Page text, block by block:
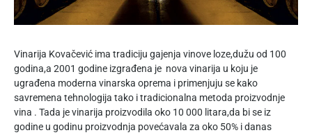
Vinarija Kovačević ima tradiciju gajenja vinove loze,dužu od 100
godina,a 2001 godine izgrađena je nova vinarija u koju je
ugrađena moderna vinarska oprema i primenjuju se kako
savremena tehnologija tako i tradicionalna metoda proizvodnje
vina . Tada je vinarija proizvodila oko 10 000 litara,da bi se iz
godine u godinu proizvodnja povećavala za oko 50% i danas